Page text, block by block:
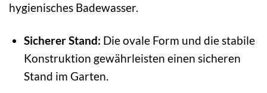
hygienisches Badewasser.
Sicherer Stand: Die ovale Form und die stabile
Konstruktion gewährleisten einen sicheren
Stand im Garten.